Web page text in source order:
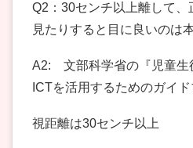
Q2：30センチ以上離して、
見たりすると目に良いのは
A2: 文部科学省の『児童生
ICTを活用するためのガイド
視距離は30センチ以上